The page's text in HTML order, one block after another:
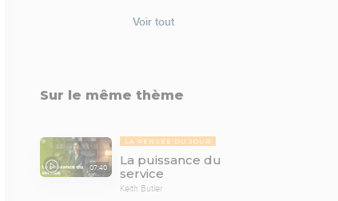
Voir tout
Sur le même thème
07:40
LA PENSÉE DU JOUR
La puissance du
service
Keith Butler